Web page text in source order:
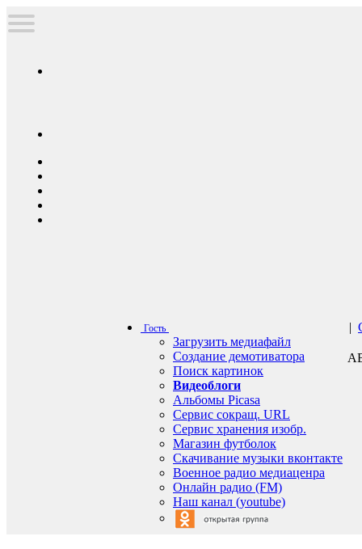
Гость
Загрузить медиафайл
Создание демотиватора
Поиск картинок
Видеоблоги
Альбомы Picasa
Сервис сокращ. URL
Сервис хранения изобр.
Магазин футболок
Скачивание музыки вконтакте
Военное радио медиаценра
Онлайн радио (FM)
Наш канал (youtube)
|